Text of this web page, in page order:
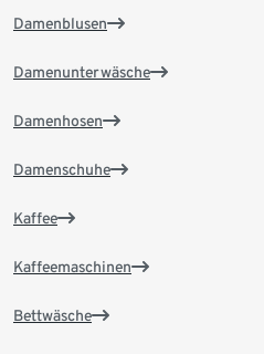
Damenblusen
Damenunterwäsche
Damenhosen
Damenschuhe
Kaffee
Kaffeemaschinen
Bettwäsche